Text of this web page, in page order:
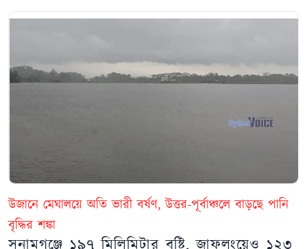
উজানে মেঘালয়ে অতি ভারী বর্ষণ, উত্তর-পূর্বাঞ্চলে বাড়ছে পানি
বৃদ্ধির শঙ্কা